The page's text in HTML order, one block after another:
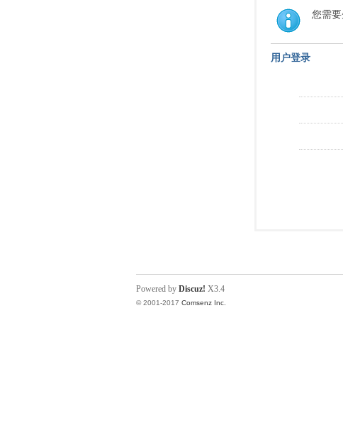
您需
用户登录
Powered by Discuz! X3.4
© 2001-2017 Comsenz Inc.